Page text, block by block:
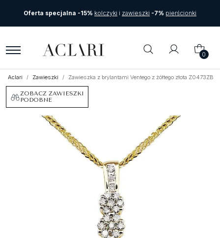
Oferta specjalna -15% kolczyki i zawieszki -7% pierścionki
0
Aclari Zawieszki Zawieszka z brylantami Ventego z żółtego złota Z0473ZB
ZOBACZ ZAWIESZKI
PODOBNE